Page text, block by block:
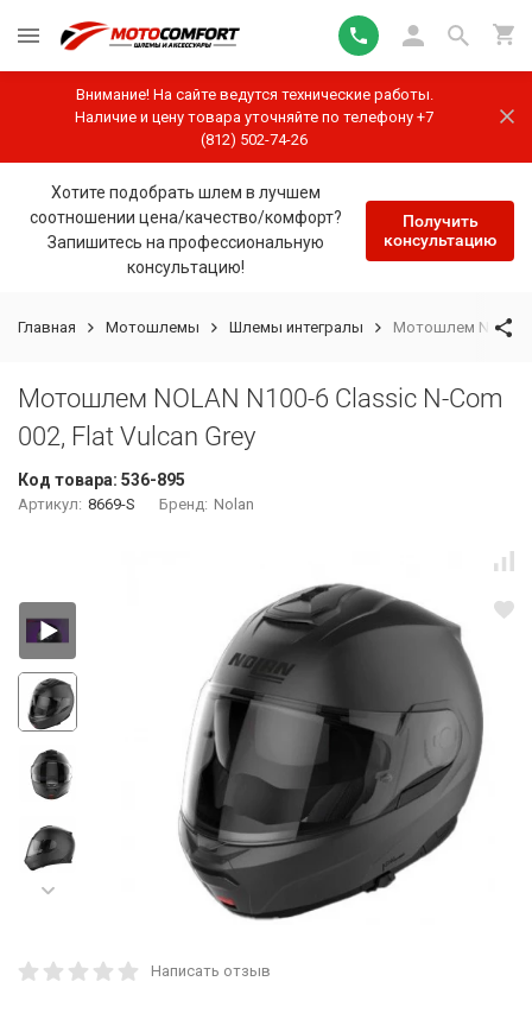
Внимание! На сайте ведутся технические работы.
Наличие и цену товара уточняйте по телефону +7
(812) 502-74-26
Хотите подобрать шлем в лучшем
соотношении цена/качество/комфорт?
Запишитесь на профессиональную
консультацию!
Получить
консультацию
Главная Мотошлемы Шлемы интегралы Мотошлем NOLAN
Мотошлем NOLAN N100-6 Classic N-Com
002, Flat Vulcan Grey
Код товара: 536-895
Артикул: 8669-S Бренд: Nolan
Написать отзыв